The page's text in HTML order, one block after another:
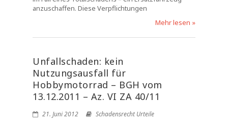
anzuschaffen. Diese Verpflichtungen
Mehr lesen »
Unfallschaden: kein
Nutzungsausfall für
Hobbymotorrad – BGH vom
13.12.2011 – Az. VI ZA 40/11
21. Juni 2012 Schadensrecht Urteile